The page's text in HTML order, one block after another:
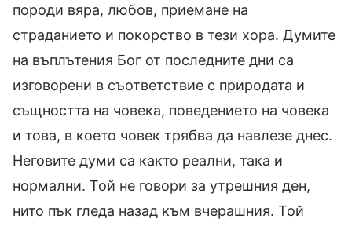
породи вяра, любов, приемане на
страданието и покорство в тези хора. Думите
на въплътения Бог от последните дни са
изговорени в съответствие с природата и
същността на човека, поведението на човека
и това, в което човек трябва да навлезе днес.
Неговите думи са както реални, така и
нормални. Той не говори за утрешния ден,
нито пък гледа назад към вчерашния. Той